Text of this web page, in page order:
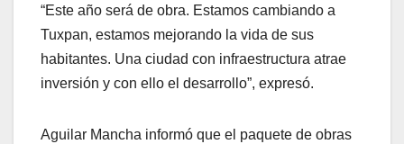
“Este año será de obra. Estamos cambiando a
Tuxpan, estamos mejorando la vida de sus
habitantes. Una ciudad con infraestructura atrae
inversión y con ello el desarrollo”, expresó.
Aguilar Mancha informó que el paquete de obras